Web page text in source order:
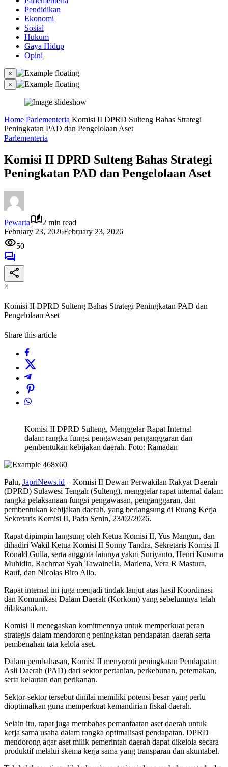
Pendidikan
Ekonomi
Sosial
Hukum
Gaya Hidup
Opini
×
×
Home Parlementeria Komisi II DPRD Sulteng Bahas Strategi
Peningkatan PAD dan Pengelolaan Aset
Parlementeria
Komisi II DPRD Sulteng Bahas Strategi
Peningkatan PAD dan Pengelolaan Aset
Pewarta
2 min read
February 23, 2026February 23, 2026
50
×
Komisi II DPRD Sulteng Bahas Strategi Peningkatan PAD dan
Pengelolaan Aset
Share this article
Komisi II DPRD Sulteng, Menggelar Rapat Internal
dalam rangka fungsi pengawasan penganggaran dan
pembentukan kebijakan daerah. Foto: Ramadan
Palu, JapriNews.id – Komisi II Dewan Perwakilan Rakyat Daerah
(DPRD) Sulawesi Tengah (Sulteng), menggelar rapat internal dalam
rangka pelaksanaan fungsi pengawasan, penganggaran, dan
pembentukan kebijakan daerah, yang berlangsung di Ruang Kerja
Sekretaris Komisi II, Pada Senin, 23/02/2026.
Rapat dipimpin langsung oleh Ketua Komisi II, Yus Mangun, dan
dihadiri Wakil Ketua Komisi II Sonny Tandra, Sekretaris Komisi II
Ronald Gulla, serta anggota lainnya yakni Suriyanto, Henri Kusuma
Muhidin, Rachmat Syah Tawainella, Marlena, Vera R Mastura,
Rauf, dan Nicolas Biro Allo.
Rapat internal ini juga menjadi tindak lanjut atas hasil Koordinasi
dan Komunikasi Dalam Daerah (Korkom) yang sebelumnya telah
dilaksanakan.
Komisi II menegaskan komitmennya untuk memperkuat peran
strategis dalam mendorong peningkatan pendapatan daerah serta
pembenahan tata kelola aset.
Dalam pembahasan, Komisi II menyoroti peningkatan Pendapatan
Asli Daerah (PAD) dari sektor pertanian, perkebunan, peternakan,
serta kelautan dan perikanan.
Sektor-sektor tersebut dinilai memiliki potensi besar yang perlu
dioptimalkan guna memperkuat kemandirian fiskal daerah.
Selain itu, rapat juga membahas pemanfaatan aset daerah untuk
kerja sama usaha dalam rangka optimalisasi pendapatan. DPRD
mendorong agar aset milik pemerintah daerah dapat dikelola secara
produktif melalui skema kerja sama yang transparan dan akuntabel.